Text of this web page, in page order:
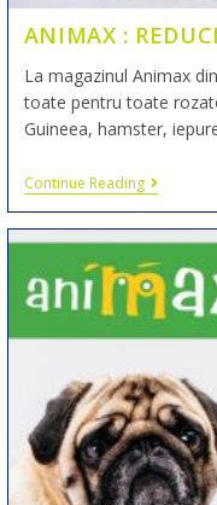
ANIMAX :
La magazinul Animax
toate pentru toate
Guineea, hamster,
Continue Reading